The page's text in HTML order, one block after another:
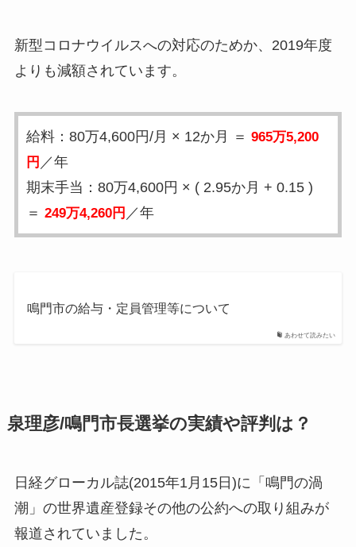
新型コロナウイルスへの対応のためか、2019年度
よりも減額されています。
給料：80万4,600円/月 × 12か月 ＝ 965万5,200
円 ／年
期末手当：80万4,600円 × ( 2.95か月 + 0.15 )
＝ 249万4,260円 ／年
あわせて読みたい
鳴門市の給与・定員管理等について
泉理彦/鳴門市長選挙の実績や評判は？
日経グローカル誌(2015年1月15日)に「鳴門の渦
潮」の世界遺産登録その他の公約への取り組みが
報道されていました。